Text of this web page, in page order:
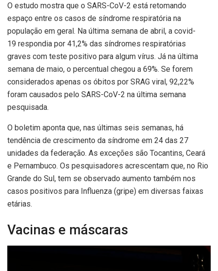
O estudo mostra que o SARS-CoV-2 está retomando
espaço entre os casos de síndrome respiratória na
população em geral. Na última semana de abril, a covid-
19 respondia por 41,2% das síndromes respiratórias
graves com teste positivo para algum vírus. Já na última
semana de maio, o percentual chegou a 69%. Se forem
considerados apenas os óbitos por SRAG viral, 92,22%
foram causados pelo SARS-CoV-2 na última semana
pesquisada.
O boletim aponta que, nas últimas seis semanas, há
tendência de crescimento da síndrome em 24 das 27
unidades da federação. As exceções são Tocantins, Ceará
e Pernambuco. Os pesquisadores acrescentam que, no Rio
Grande do Sul, tem se observado aumento também nos
casos positivos para Influenza (gripe) em diversas faixas
etárias.
Vacinas e máscaras